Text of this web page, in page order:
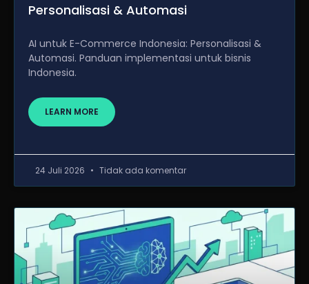
Personalisasi & Automasi
AI untuk E-Commerce Indonesia: Personalisasi &
Automasi. Panduan implementasi untuk bisnis
Indonesia.
LEARN MORE
24 Juli 2026 Tidak ada komentar